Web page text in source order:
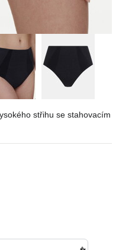
střihu se stahovacím